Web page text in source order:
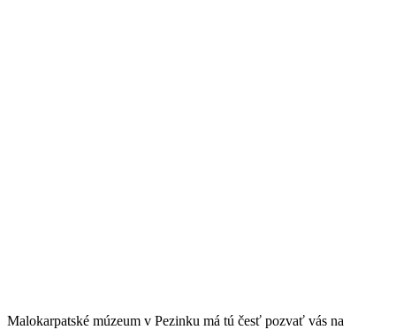
Malokarpatské múzeum v Pezinku má tú česť pozvať vás na